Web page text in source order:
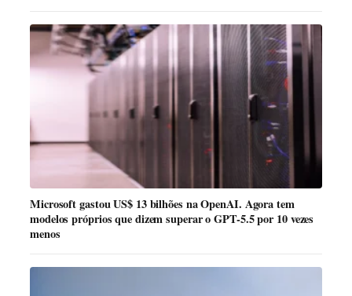
Microsoft gastou US$ 13 bilhões na OpenAI. Agora tem
modelos próprios que dizem superar o GPT-5.5 por 10 vezes
menos